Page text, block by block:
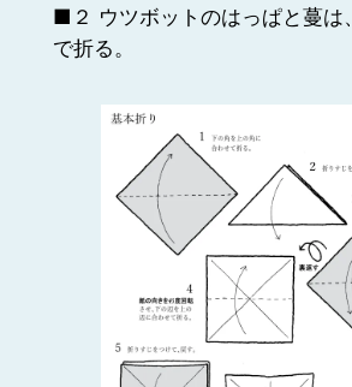
■２ ウツボットのはっぱと蔓は
で折る。